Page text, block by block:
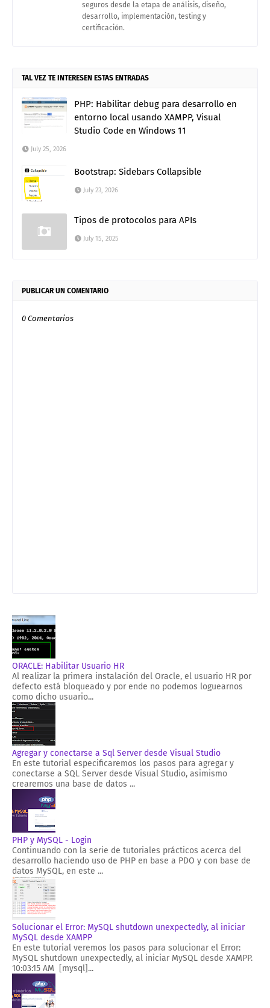
seguros desde la etapa de análisis, diseño,
desarrollo, implementación, testing y
certificación.
TAL VEZ TE INTERESEN ESTAS ENTRADAS
PHP: Habilitar debug para desarrollo en
entorno local usando XAMPP, Visual
Studio Code en Windows 11
July 25, 2026
Bootstrap: Sidebars Collapsible
July 23, 2026
Tipos de protocolos para APIs
July 15, 2025
PUBLICAR UN COMENTARIO
0 Comentarios
ORACLE: Habilitar Usuario HR
Al realizar la primera instalación del Oracle, el usuario HR por
defecto está bloqueado y por ende no podemos loguearnos
como dicho usuario...
Agregar y conectarse a Sql Server desde Visual Studio
En este tutorial especificaremos los pasos para agregar y
conectarse a SQL Server desde Visual Studio, asimismo
crearemos una base de datos ...
PHP y MySQL - Login
Continuando con la serie de tutoriales prácticos acerca del
desarrollo haciendo uso de PHP en base a PDO y con base de
datos MySQL, en este ...
Solucionar el Error: MySQL shutdown unexpectedly, al iniciar
MySQL desde XAMPP
En este tutorial veremos los pasos para solucionar el Error:
MySQL shutdown unexpectedly, al iniciar MySQL desde XAMPP.
10:03:15 AM [mysql]...